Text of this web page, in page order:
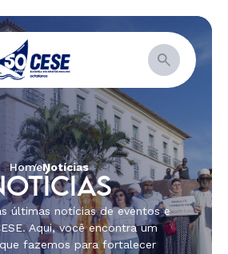
HomeNotícias
últimas notícias de eventos e
Aqui, você encontra um
fazemos para fortalecer